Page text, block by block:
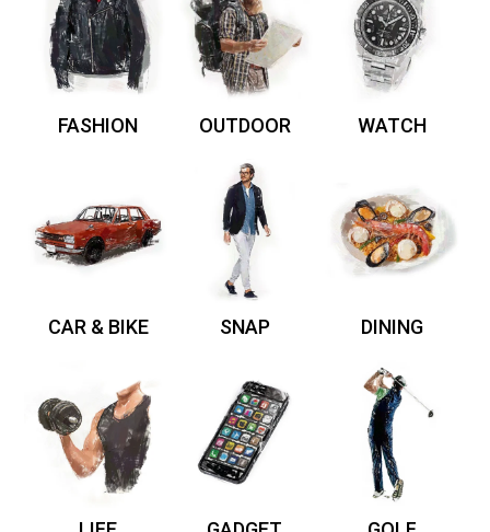
FASHION OUTDOOR WATCH
CAR & BIKE SNAP DINING